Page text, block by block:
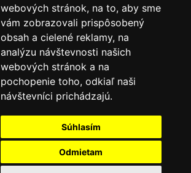
webových stránok, na to, aby sme
vám zobrazovali prispôsobený
obsah a cielené reklamy, na
analýzu návštevnosti našich
webových stránok a na
pochopenie toho, odkiaľ naši
návštevníci prichádzajú.
Súhlasím
Odmietam
E-shop Zlatky.sk
Obchodné podmienky
Doprava a platba
Kontaktné informácie